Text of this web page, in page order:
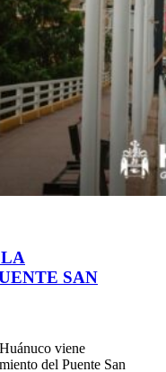
SAN
viene
del Puente San